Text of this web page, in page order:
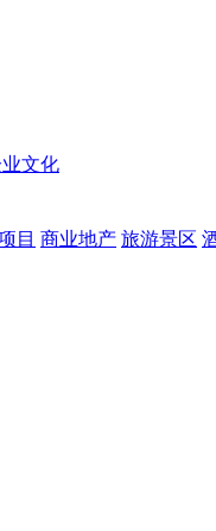
文化
目 商业地产 旅游景区